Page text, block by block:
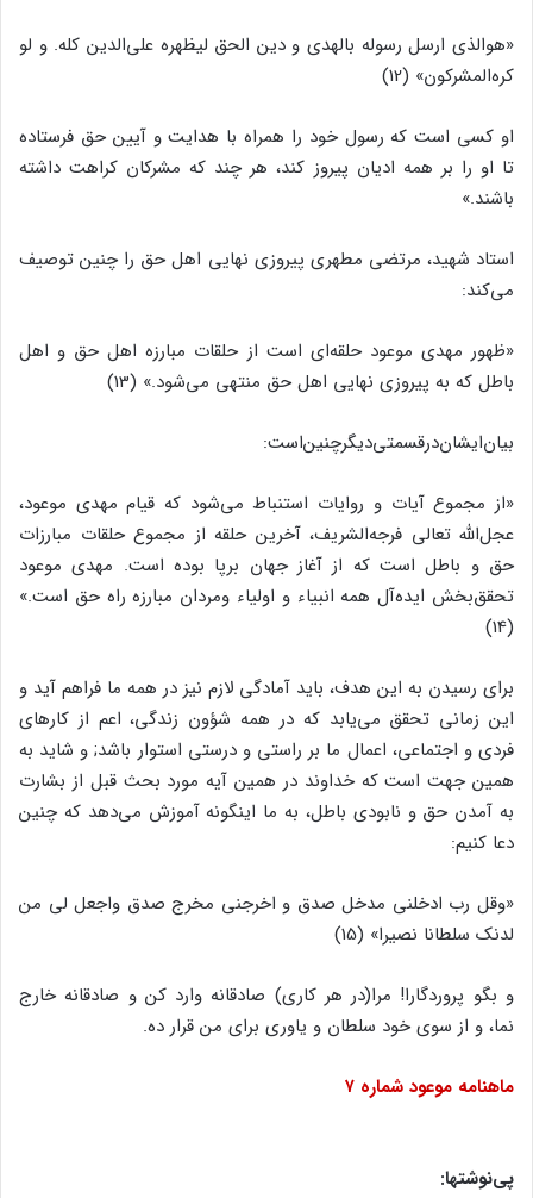
«هوالذى ارسل رسوله بالهدى و دین الحق لیظهره على‌‌الدین کله. و لو
کره‌‌المشرکون‌‌» (12)
او کسى است که رسول خود را همراه با هدایت و آیین حق فرستاده
تا او را بر همه ادیان پیروز کند، هر چند که مشرکان کراهت داشته
باشند.»
استاد شهید، مرتضى مطهرى پیروزى نهایى اهل حق را چنین توصیف
مى‌‌کند:
«ظهور مهدى موعود حلقه‌‌اى است از حلقات مبارزه اهل حق و اهل
باطل که به پیروزى نهایى اهل حق منتهى مى‌‌شود.» (13)
بیان‌‌ایشان‌‌درقسمتى‌‌دیگرچنین‌‌است:
«از مجموع آیات و روایات استنباط مى‌‌شود که قیام مهدى موعود،
عجل‌‌الله تعالى فرجه‌‌الشریف، آخرین حلقه از مجموع حلقات مبارزات
حق و باطل است که از آغاز جهان برپا بوده است. مهدى موعود
تحقق‌‌بخش ایده‌‌آل همه انبیاء و اولیاء ومردان مبارزه راه حق است.»
(14)
براى رسیدن به این هدف، باید آمادگى لازم نیز در همه ما فراهم آید و
این زمانى تحقق مى‌‌یابد که در همه شؤون زندگى، اعم از کارهاى
فردى و اجتماعى، اعمال ما بر راستى و درستى استوار باشد; و شاید به
همین جهت است که خداوند در همین آیه مورد بحث قبل از بشارت
به آمدن حق و نابودى باطل، به ما اینگونه آموزش مى‌‌دهد که چنین
دعا کنیم:
«وقل رب ادخلنى مدخل صدق و اخرجنى مخرج صدق واجعل لى من
لدنک سلطانا نصیرا» (15)
و بگو پروردگارا! مرا(در هر کارى) صادقانه وارد کن و صادقانه خارج
نما، و از سوى خود سلطان و یاورى براى من قرار ده.
ماهنامه موعود شماره ۷
پى‌‌نوشتها: